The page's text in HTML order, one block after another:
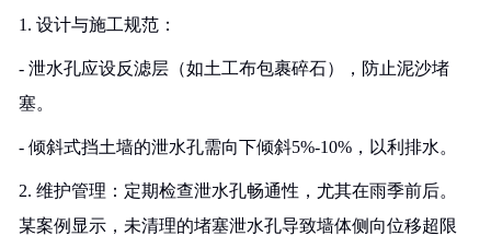
1. 设计与施工规范：
- 泄水孔应设反滤层（如土工布包裹碎石），防止泥沙堵
塞。
- 倾斜式挡土墙的泄水孔需向下倾斜5%-10%，以利排水。
2. 维护管理：定期检查泄水孔畅通性，尤其在雨季前后。
某案例显示，未清理的堵塞泄水孔导致墙体侧向位移超限